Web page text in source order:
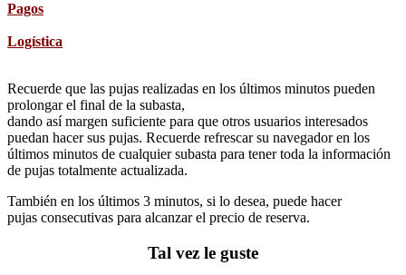
Pagos
Logística
Recuerde que las pujas realizadas en los últimos minutos pueden
prolongar el final de la subasta,
dando así margen suficiente para que otros usuarios interesados
puedan hacer sus pujas. Recuerde refrescar su navegador en los
últimos minutos de cualquier subasta para tener toda la información
de pujas totalmente actualizada.
También en los últimos 3 minutos, si lo desea, puede hacer
pujas consecutivas para alcanzar el precio de reserva.
Tal vez le guste